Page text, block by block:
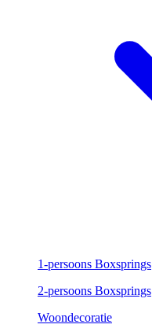
1-persoons Boxsprings
2-persoons Boxsprings
Woondecoratie